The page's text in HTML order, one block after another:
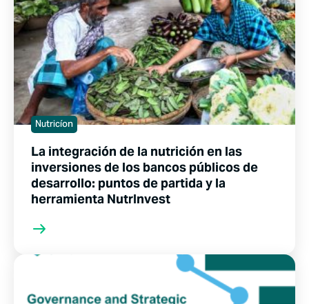
Nutricíon
La integración de la nutrición en las
inversiones de los bancos públicos de
desarrollo: puntos de partida y la
herramienta NutrInvest